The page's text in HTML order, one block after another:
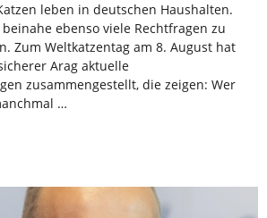
leben in deutschen Haushalten.
ebenso viele Rechtfragen zu
Zum Weltkatzentag am 8. August hat
Arag aktuelle
zusammengestellt, die zeigen: Wer
…